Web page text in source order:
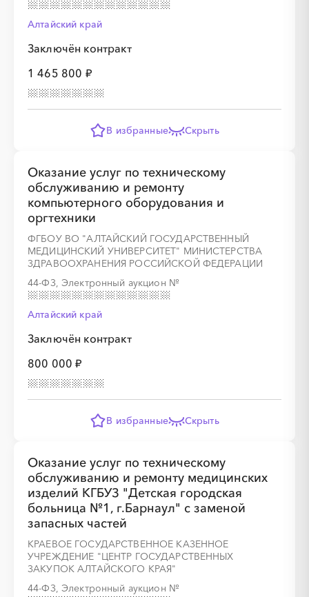
Алтайский край
Заключён контракт
1 465 800 ₽
В избранные Скрыть
Оказание услуг по техническому
обслуживанию и ремонту
компьютерного оборудования и
оргтехники
ФГБОУ ВО "АЛТАЙСКИЙ ГОСУДАРСТВЕННЫЙ
МЕДИЦИНСКИЙ УНИВЕРСИТЕТ" МИНИСТЕРСТВА
ЗДРАВООХРАНЕНИЯ РОССИЙСКОЙ ФЕДЕРАЦИИ
44-ФЗ, Электронный аукцион №
Алтайский край
Заключён контракт
800 000 ₽
В избранные Скрыть
Оказание услуг по техническому
обслуживанию и ремонту медицинских
изделий КГБУЗ "Детская городская
больница №1, г.Барнаул" с заменой
запасных частей
КРАЕВОЕ ГОСУДАРСТВЕННОЕ КАЗЕННОЕ
УЧРЕЖДЕНИЕ "ЦЕНТР ГОСУДАРСТВЕННЫХ
ЗАКУПОК АЛТАЙСКОГО КРАЯ"
44-ФЗ, Электронный аукцион №